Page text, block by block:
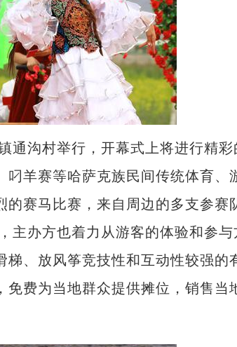
沟村举行，开幕式上将进行精彩
羊赛等哈萨克族民间传统体育、
赛马比赛，来自周边的多支参赛
主办方也着力从游客的体验和参与
、放风筝竞技性和互动性较强的
费为当地群众提供摊位，销售当